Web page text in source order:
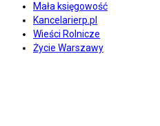
Mała księgowość
Kancelarierp.pl
Wieści Rolnicze
Życie Warszawy